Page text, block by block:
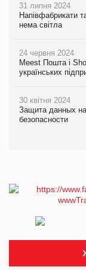
31 липня 2024
Напівфабрикати
нема світла
24 червня 2024
Meest Пошта і
українських
30 квітня 2024
Защита данных
безопасности